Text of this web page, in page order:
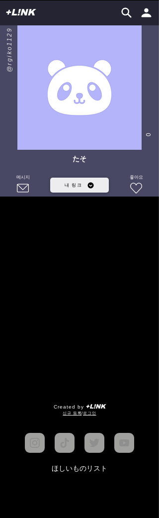
+L!NK
@rgiko1129
0
たそ
메시지
내 링크
좋아요
Created by +L!NK
​신규 등록/로그인
ほしいものリスト